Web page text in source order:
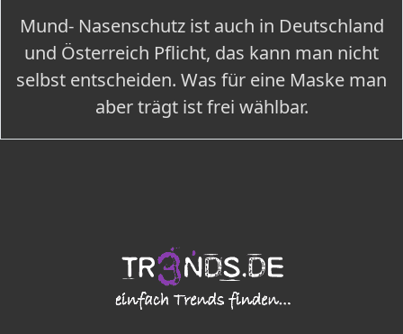
Mund- Nasenschutz ist auch in Deutschland
und Österreich Pflicht, das kann man nicht
selbst entscheiden. Was für eine Maske man
aber trägt ist frei wählbar.